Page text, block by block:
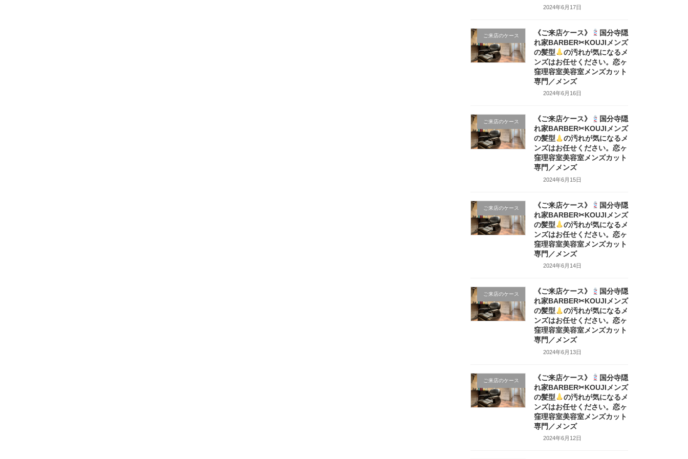
2024年6月17日
ご来店のケース 《ご来店ケース》
国分寺隠
れ家BARBER✂KOUJIメンズ
の髪型
の汚れが気になるメ
ンズはお任せください。恋ヶ
窪理容室美容室メンズカット
専門／メンズ
2024年6月16日
ご来店のケース 《ご来店ケース》
国分寺隠
れ家BARBER✂KOUJIメンズ
の髪型
の汚れが気になるメ
ンズはお任せください。恋ヶ
窪理容室美容室メンズカット
専門／メンズ
2024年6月15日
ご来店のケース 《ご来店ケース》
国分寺隠
れ家BARBER✂KOUJIメンズ
の髪型
の汚れが気になるメ
ンズはお任せください。恋ヶ
窪理容室美容室メンズカット
専門／メンズ
2024年6月14日
ご来店のケース 《ご来店ケース》
国分寺隠
れ家BARBER✂KOUJIメンズ
の髪型
の汚れが気になるメ
ンズはお任せください。恋ヶ
窪理容室美容室メンズカット
専門／メンズ
2024年6月13日
ご来店のケース 《ご来店ケース》
国分寺隠
れ家BARBER✂KOUJIメンズ
の髪型
の汚れが気になるメ
ンズはお任せください。恋ヶ
窪理容室美容室メンズカット
専門／メンズ
2024年6月12日